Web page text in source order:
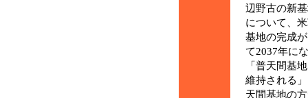
辺野古の新
について、
基地の完成
て2037年に
「普天間基
維持される
天間基地の